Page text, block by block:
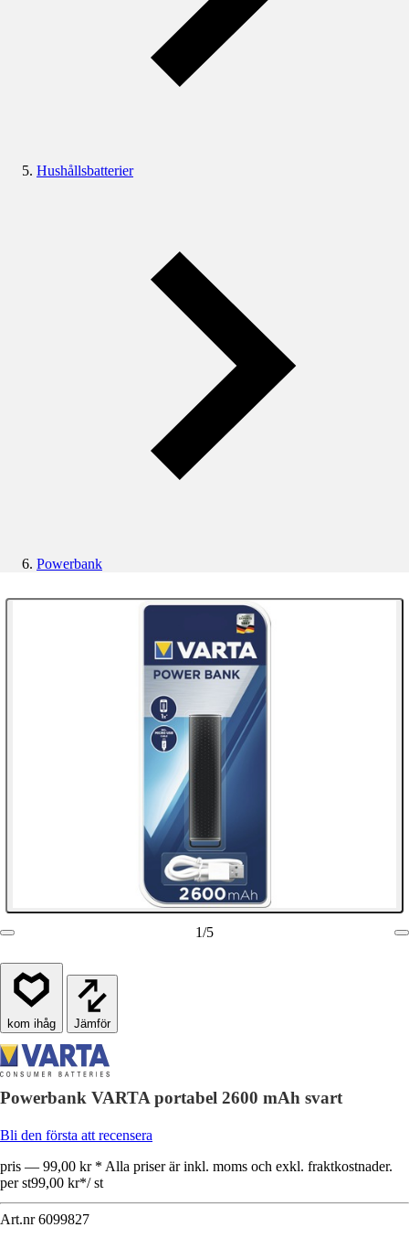
Hushållsbatterier
Powerbank
1/5
Jämför
Powerbank VARTA portabel 2600 mAh svart
Bli den första att recensera
pris — 99,00 kr * Alla priser är inkl. moms och exkl. fraktkostnader.
per st99,00 kr*/ st
Art.nr 6099827